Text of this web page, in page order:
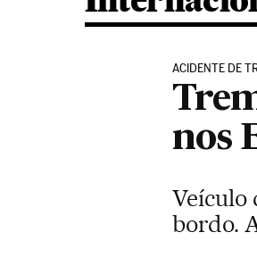
ACIDENTE DE
nos
Veículo
bordo.